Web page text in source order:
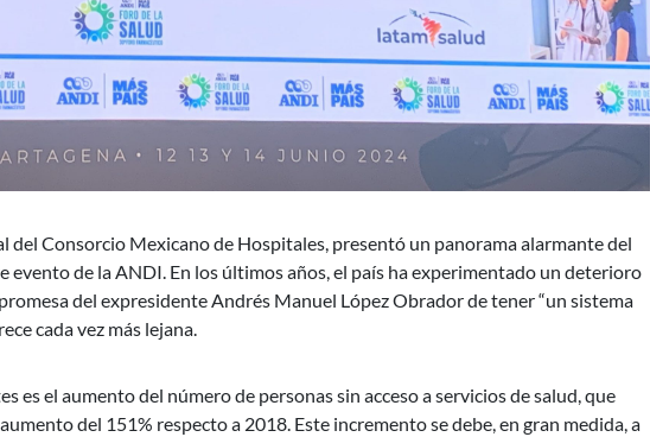
del Consorcio Mexicano de Hospitales, presentó un panorama alarmante del
evento de la ANDI. En los últimos años, el país ha experimentado un deterioro
del expresidente Andrés Manuel López Obrador de tener “un sistema
cada vez más lejana.
es el aumento del número de personas sin acceso a servicios de salud, que
del 151% respecto a 2018. Este incremento se debe, en gran medida, a